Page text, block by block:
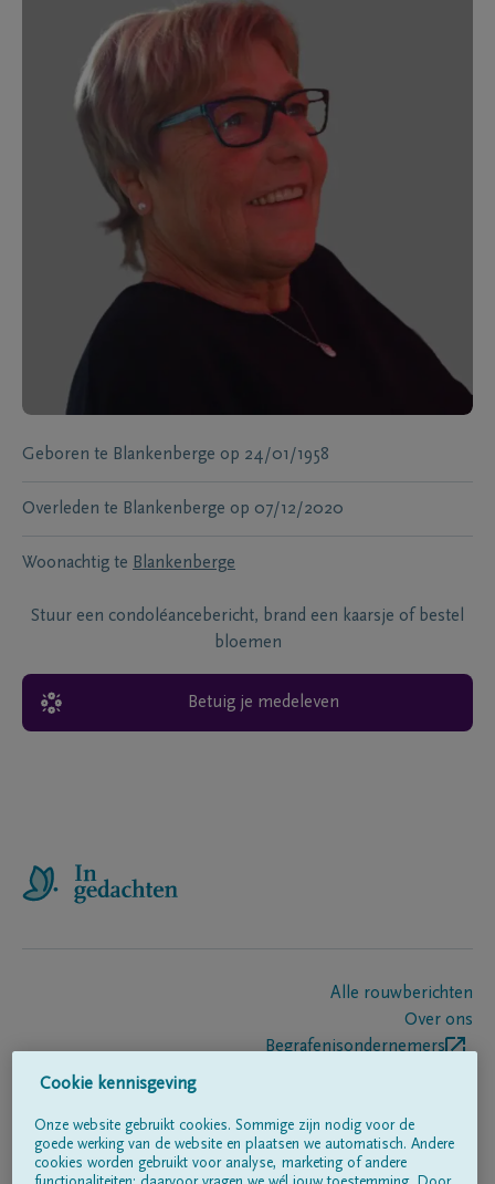
Geboren te Blankenberge op 24/01/1958
Overleden te Blankenberge op 07/12/2020
Woonachtig te Blankenberge
Stuur een condoléancebericht, brand een kaarsje of bestel
bloemen
Betuig je medeleven
Alle rouwberichten
Over ons
Begrafenisondernemers
Volg ons op
Cookie kennisgeving
Onze website gebruikt cookies. Sommige zijn nodig voor de
goede werking van de website en plaatsen we automatisch. Andere
cookies worden gebruikt voor analyse, marketing of andere